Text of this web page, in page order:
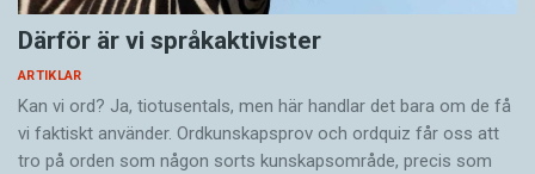
Därför är vi språkaktivister
ARTIKLAR
Kan vi ord? Ja, tiotusentals, men här handlar det bara om de få
vi faktiskt använder. Ordkunskapsprov och ordquiz får oss att
tro på orden som någon sorts kunskapsområde, precis som